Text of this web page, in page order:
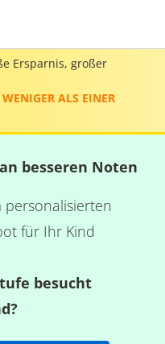
Ersparnis, großer
ALS EINER
besseren Noten
für Ihr Kind
besucht